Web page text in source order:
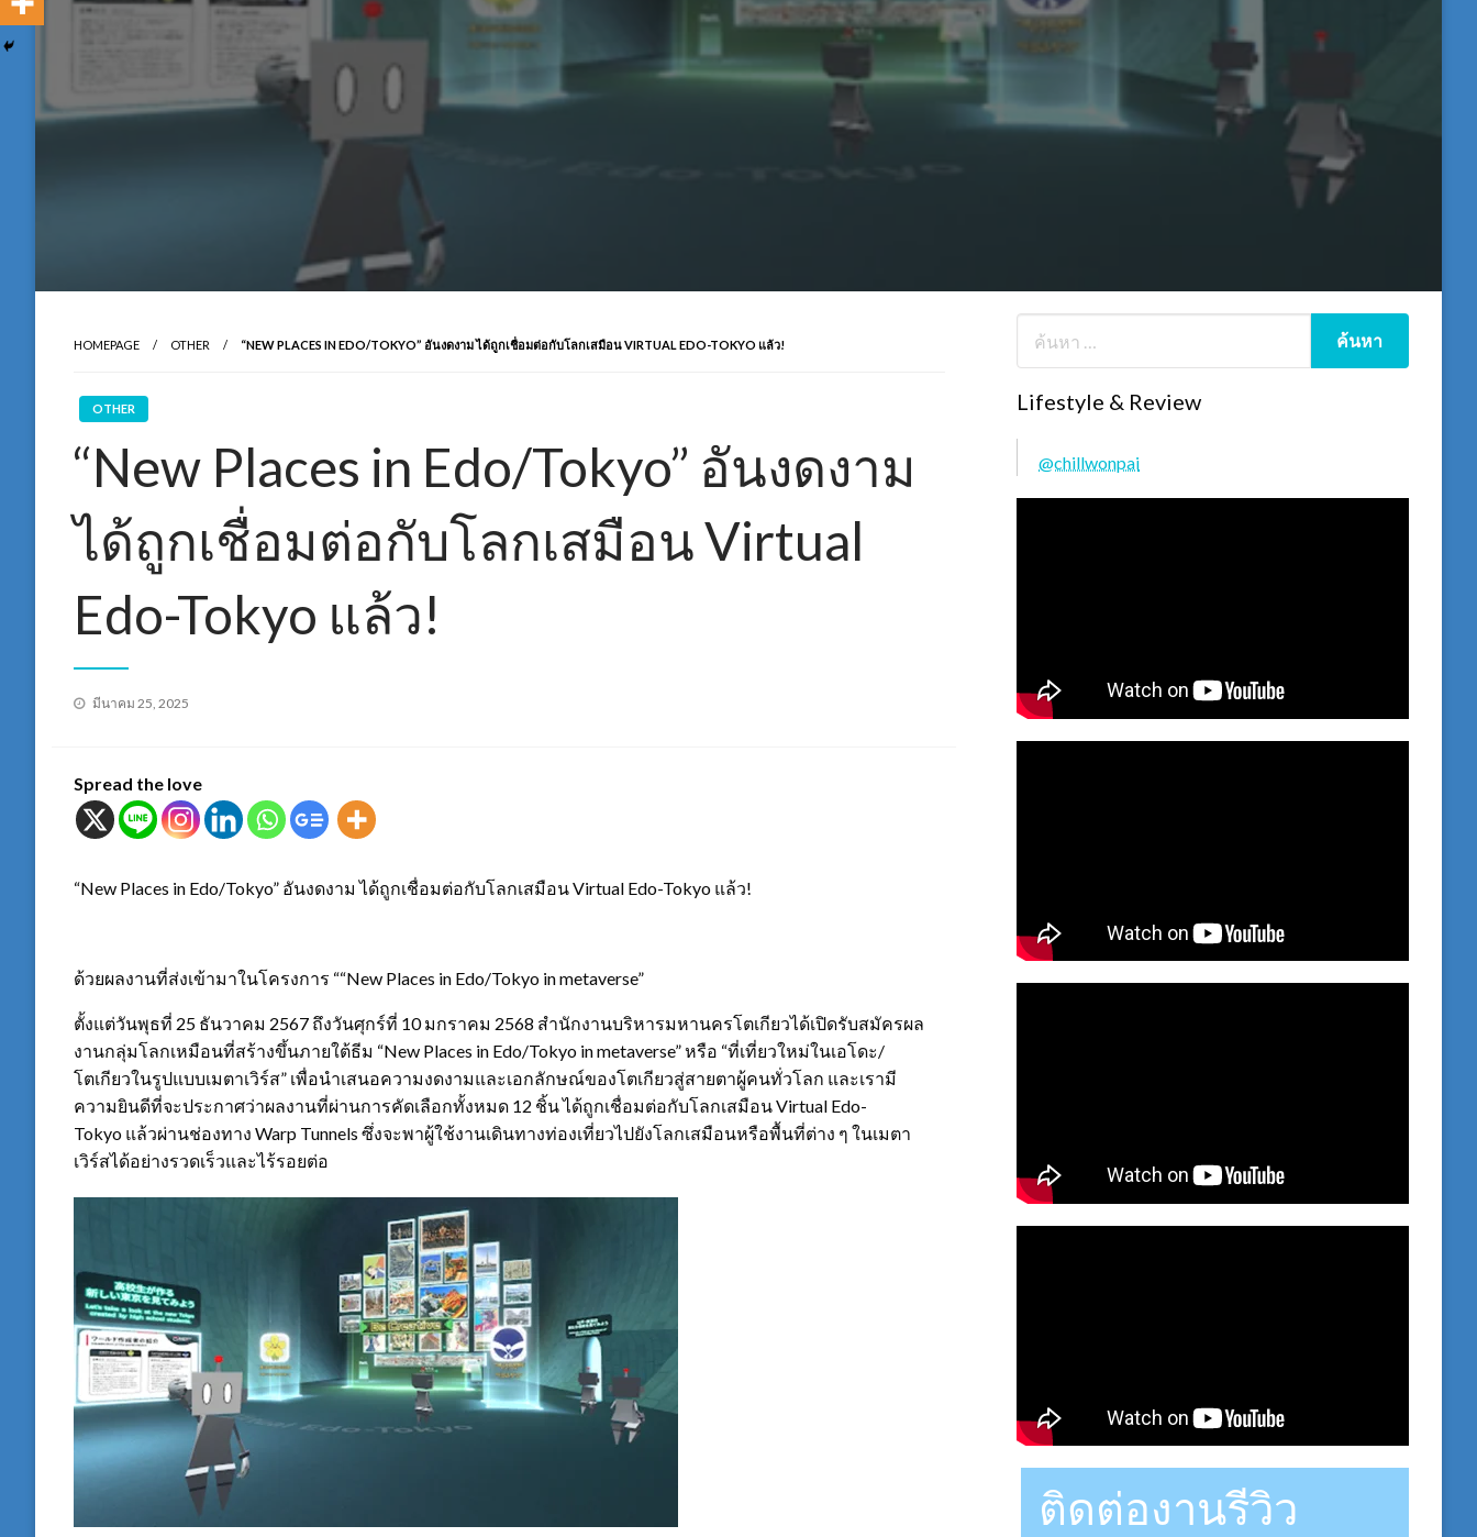
HOMEPAGE OTHER “NEW PLACES IN EDO/TOKYO” อันงดงาม ได้ถูกเชื่อมต่อกับโลกเสมือน VIRTUAL EDO-TOKYO แล้ว!
OTHER
“New Places in Edo/Tokyo” อันงดงาม
ได้ถูกเชื่อมต่อกับโลกเสมือน Virtual
Edo-Tokyo แล้ว!
Posted
มีนาคม 25, 2025
Spread the love
“New Places in Edo/Tokyo” อันงดงาม ได้ถูกเชื่อมต่อกับโลกเสมือน Virtual Edo-Tokyo แล้ว!
ด้วยผลงานที่ส่งเข้ามาในโครงการ ““New Places in Edo/Tokyo in metaverse”
ตั้งแต่วันพุธที่ 25 ธันวาคม 2567 ถึงวันศุกร์ที่ 10 มกราคม 2568 สำนักงานบริหารมหานครโตเกียวได้เปิดรับสมัครผล
งานกลุ่มโลกเหมือนที่สร้างขึ้นภายใต้ธีม “New Places in Edo/Tokyo in metaverse”หรือ “ที่เที่ยวใหม่ในเอโดะ/
โตเกียวในรูปแบบเมตาเวิร์ส” เพื่อนำเสนอความงดงามและเอกลักษณ์ของโตเกียวสู่สายตาผู้คนทั่วโลก และเรามี
ความยินดีที่จะประกาศว่าผลงานที่ผ่านการคัดเลือกทั้งหมด 12 ชิ้น ได้ถูกเชื่อมต่อกับโลกเสมือน Virtual Edo-
Tokyo แล้วผ่านช่องทาง Warp Tunnels ซึ่งจะพาผู้ใช้งานเดินทางท่องเที่ยวไปยังโลกเสมือนหรือพื้นที่ต่าง ๆ ในเมตา
เวิร์สได้อย่างรวดเร็วและไร้รอยต่อ
Lifestyle & Review
@chillwonpai
ติดต่องานรีวิว